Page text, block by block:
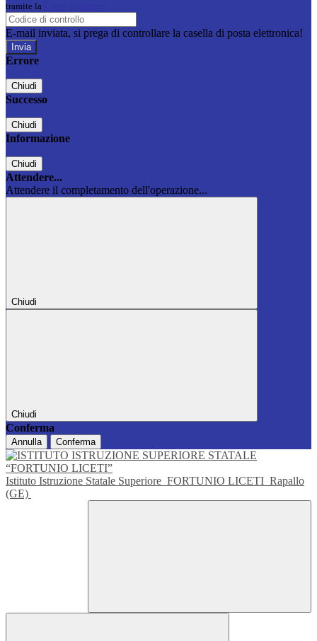
tramite la
E-mail inviata, si prega di controllare la casella di posta elettronica!
Errore
Chiudi
Successo
Chiudi
Informazione
Chiudi
Attendere...
Attendere il completamento dell'operazione...
Chiudi
Chiudi
Conferma
Annulla Conferma
Istituto Istruzione Statale Superiore FORTUNIO LICETI Rapallo
(GE)